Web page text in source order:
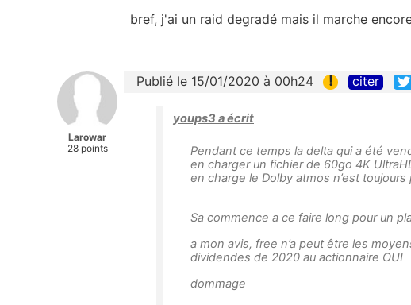
bref, j'ai un raid degradé mais il marche
Larowar
28 points
Publié le 15/01/2020 à 00h24 ! citer
youps3 a écrit
Pendant ce temps la delta qui a été
en charger un fichier de 60go 4K
en charge le Dolby atmos n’est
Sa commence a ce faire long pour un
a mon avis, free n’a peut être les
dividendes de 2020 au actionnaire OUI
dommage